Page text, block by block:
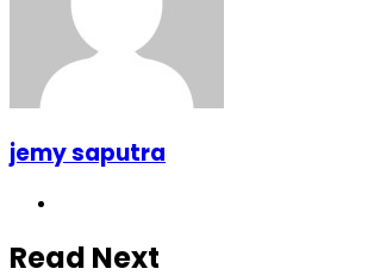
jemy saputra
Read Next